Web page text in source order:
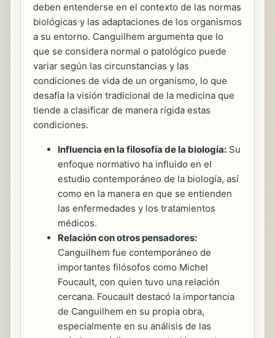
deben entenderse en el contexto de las normas
biológicas y las adaptaciones de los organismos
a su entorno. Canguilhem argumenta que lo
que se considera normal o patológico puede
variar según las circunstancias y las
condiciones de vida de un organismo, lo que
desafía la visión tradicional de la medicina que
tiende a clasificar de manera rígida estas
condiciones.
Influencia en la filosofía de la biología: Su
enfoque normativo ha influido en el
estudio contemporáneo de la biología, así
como en la manera en que se entienden
las enfermedades y los tratamientos
médicos.
Relación con otros pensadores:
Canguilhem fue contemporáneo de
importantes filósofos como Michel
Foucault, con quien tuvo una relación
cercana. Foucault destacó la importancia
de Canguilhem en su propia obra,
especialmente en su análisis de las